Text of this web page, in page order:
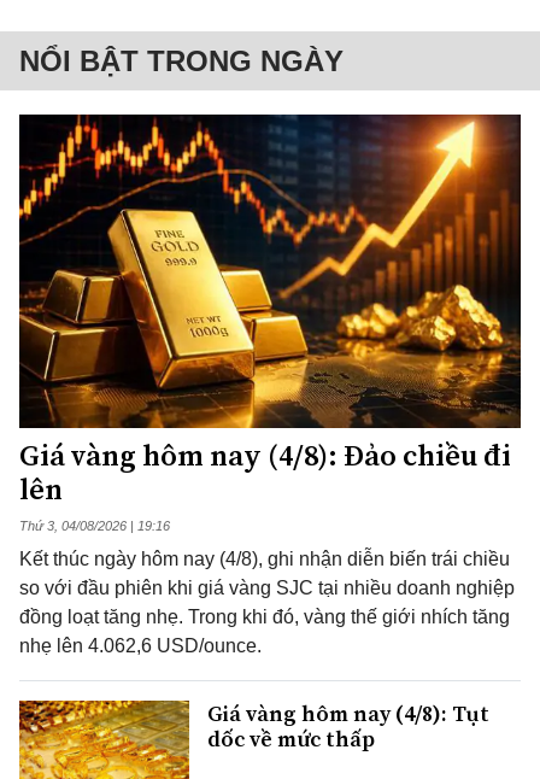
NỔI BẬT TRONG NGÀY
Giá vàng hôm nay (4/8): Đảo chiều đi
lên
Thứ 3, 04/08/2026 | 19:16
Kết thúc ngày hôm nay (4/8), ghi nhận diễn biến trái chiều
so với đầu phiên khi giá vàng SJC tại nhiều doanh nghiệp
đồng loạt tăng nhẹ. Trong khi đó, vàng thế giới nhích tăng
nhẹ lên 4.062,6 USD/ounce.
Giá vàng hôm nay (4/8): Tụt
dốc về mức thấp